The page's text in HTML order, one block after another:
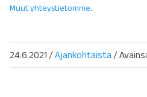
Muut yhteystietomme.
24.6.2021 /Ajankohtaista /